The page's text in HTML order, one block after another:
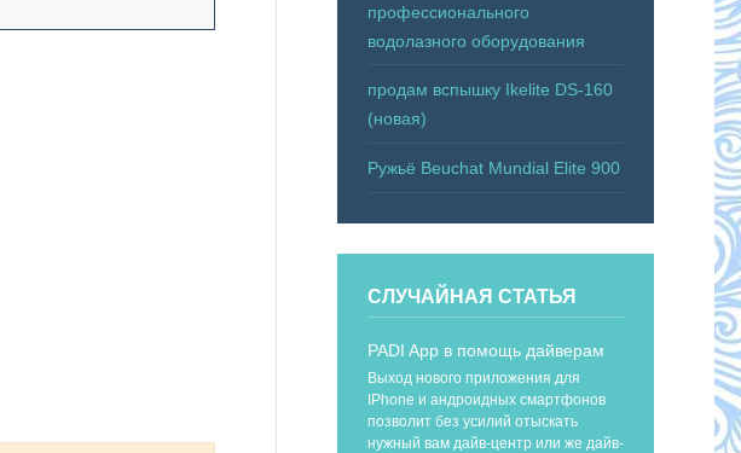
профессионального
водолазного оборудования
продам вспышку Ikelite DS-160
(новая)
Ружьё Beuchat Mundial Elite 900
СЛУЧАЙНАЯ СТАТЬЯ
PADI App в помощь дайверам
Выход нового приложения для
IPhone и андроидных смартфонов
позволит без усилий отыскать
нужный вам дайв-центр или же дайв-